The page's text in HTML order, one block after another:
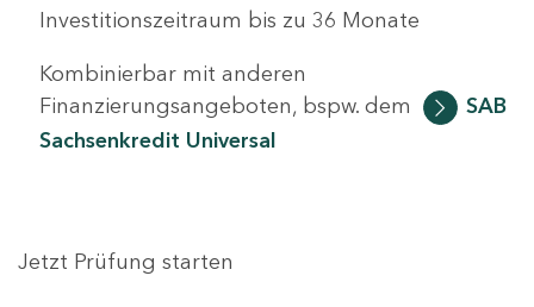
Investitionszeitraum bis zu 36 Monate
Kombinierbar mit anderen
Finanzierungsangeboten, bspw. dem
SAB
Sachsenkredit Universal
Jetzt Prüfung starten